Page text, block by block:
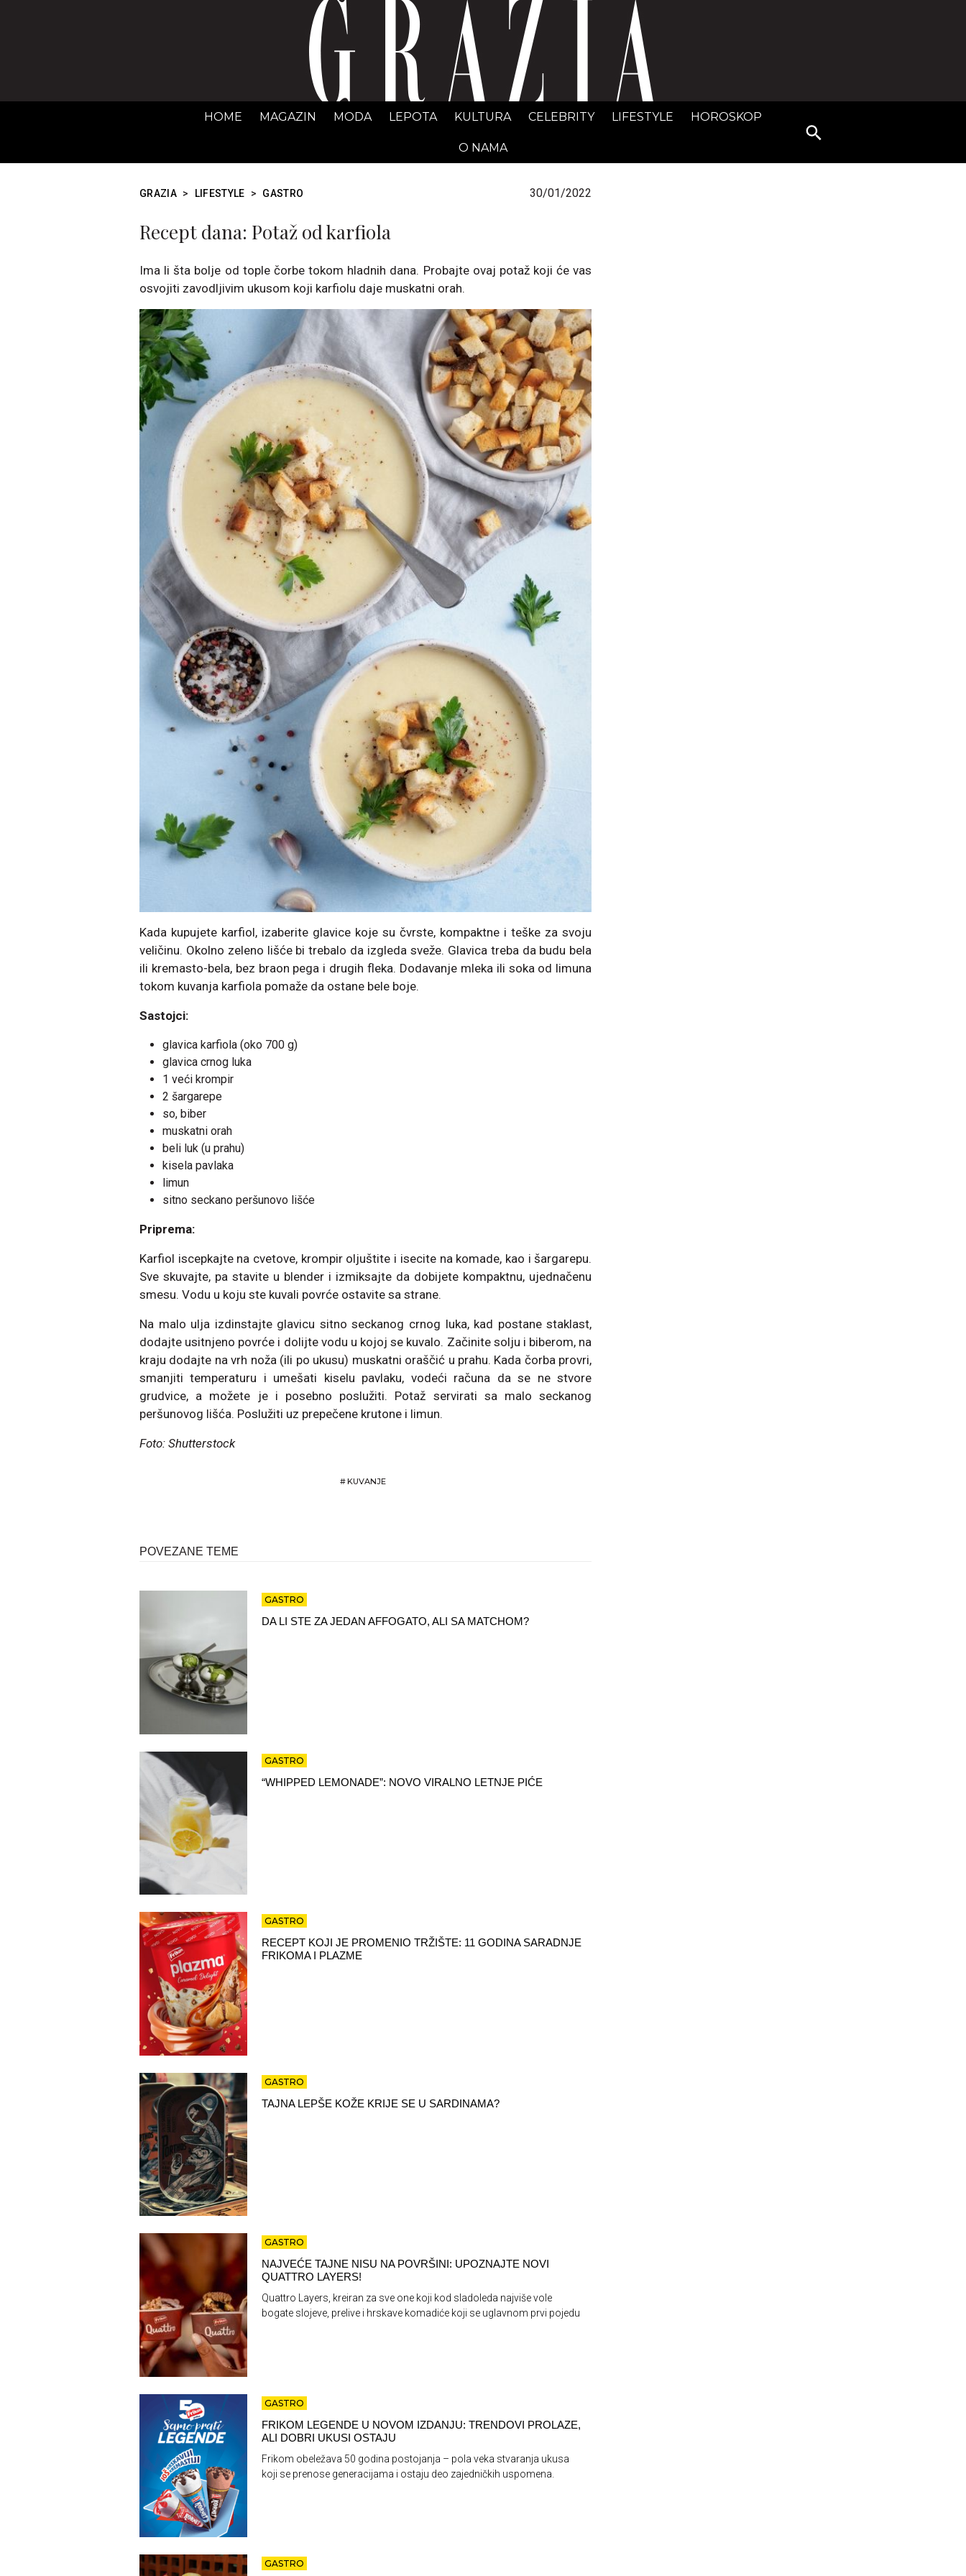
GRAZIA Srbija
HOME MAGAZIN MODA LEPOTA KULTURA CELEBRITY LIFESTYLE HOROSKOP
O NAMA
Search
for:
GRAZIA > LIFESTYLE > GASTRO 30/01/2022
Recept dana: Potaž od karfiola
Ima li šta bolje od tople čorbe tokom hladnih dana. Probajte ovaj potaž koji će vas
osvojiti zavodljivim ukusom koji karfiolu daje muskatni orah.
Kаdа kupujete kаrfiol, izаberite glаvice koje su čvrste, kompаktne i teške zа svoju
veličinu. Okolno zeleno lišće bi trebаlo dа izgledа sveže. Glavica trebа dа budu belа
ili kremаsto-bela, bez brаon pegа i drugih flekа. Dodаvаnje mleka ili soka od limunа
tokom kuvаnjа karfiola pomаže dа ostane bele boje.
Sastojci:
glavica karfiola (oko 700 g)
glavica crnog luka
1 veći krompir
2 šargarepe
so, biber
muskatni orah
beli luk (u prahu)
kisela pavlaka
limun
sitno seckano peršunovo lišće
Priprema:
Karfiol iscepkajte na cvetove, krompir oljuštite i isecite na komade, kao i šargarepu.
Sve skuvajte, pa stavite u blender i izmiksajte da dobijete kompaktnu, ujednačenu
smesu. Vodu u koju ste kuvali povrće ostavite sa strane.
Na malo ulja izdinstajte glavicu sitno seckanog crnog luka, kad postane staklast,
dodajte usitnjeno povrće i dolijte vodu u kojoj se kuvalo. Začinite solju i biberom, na
kraju dodajte na vrh noža (ili po ukusu) muskatni oraščić u prahu. Kada čorba provri,
smanjiti temperaturu i umešati kiselu pavlaku, vodeći računa da se ne stvore
grudvice, a možete je i posebno poslužiti. Potaž servirati sa malo seckanog
peršunovog lišća. Poslužiti uz prepečene krutone i limun.
Foto: Shutterstock
#KUVANJE
POVEZANE TEME
GASTRO
DA LI STE ZA JEDAN AFFOGATO, ALI SA MATCHOM?
GASTRO
“WHIPPED LEMONADE”: NOVO VIRALNO LETNJE PIĆE
GASTRO
RECEPT KOJI JE PROMENIO TRŽIŠTE: 11 GODINA SARADNJE
FRIKOMA I PLAZME
GASTRO
TAJNA LEPŠE KOŽE KRIJE SE U SARDINAMA?
GASTRO
NAJVEĆE TAJNE NISU NA POVRŠINI: UPOZNAJTE NOVI
QUATTRO LAYERS!
Quattro Layers, kreiran za sve one koji kod sladoleda najviše vole
bogate slojeve, prelive i hrskave komadiće koji se uglavnom prvi pojedu
GASTRO
FRIKOM LEGENDE U NOVOM IZDANJU: TRENDOVI PROLAZE,
ALI DOBRI UKUSI OSTAJU
Frikom obeležava 50 godina postojanja – pola veka stvaranja ukusa
koji se prenose generacijama i ostaju deo zajedničkih uspomena.
GASTRO